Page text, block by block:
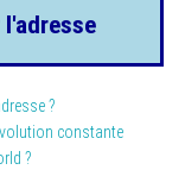
?
constante
?